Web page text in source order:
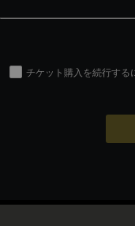
チケット購入を続行する